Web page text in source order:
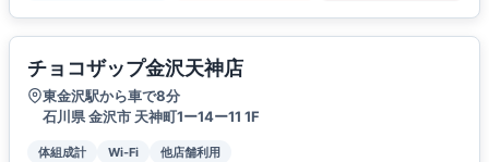
チョコザップ金沢天神店
東金沢駅から車で8分
石川県 金沢市 天神町1ー14ー11 1F
体組成計 Wi-Fi 他店舗利用